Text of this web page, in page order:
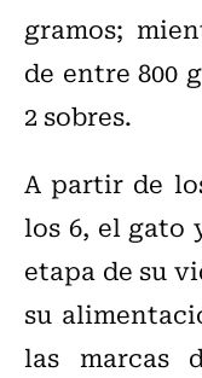
gramos;
de entre 800
2 sobres.
A partir de
los 6, el gato
etapa de su
su
las marcas